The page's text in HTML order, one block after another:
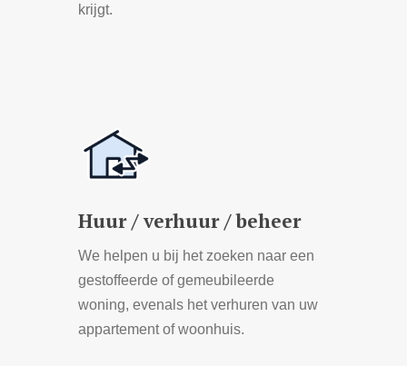
krijgt.
Huur / verhuur / beheer
We helpen u bij het zoeken naar een
gestoffeerde of gemeubileerde
woning, evenals het verhuren van uw
appartement of woonhuis.